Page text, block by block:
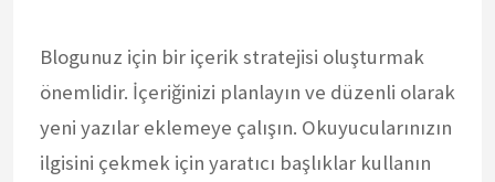
Blogunuz için bir içerik stratejisi oluşturmak
önemlidir. İçeriğinizi planlayın ve düzenli olarak
yeni yazılar eklemeye çalışın. Okuyucularınızın
ilgisini çekmek için yaratıcı başlıklar kullanın